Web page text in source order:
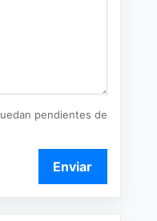
pendientes de
Enviar